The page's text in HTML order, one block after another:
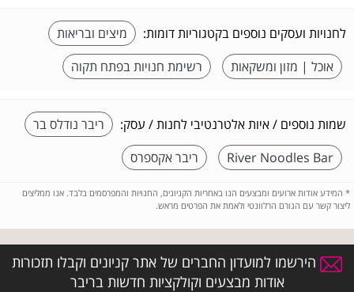
לחנויות ועסקים נוספים בקטגוריות דומות:
מיצים ובריאות
אוכל | מזון ומשקאות
רשימת חנויות בפתח תקוה
שמות נוספים / איות אלטרנטיבי לחנות / עסק:
ריבר נודלס בר
River Noodles Bar
ריבר אקספרס
* המידע אודות ארועים ומבצעים הנו באחריות הקניונים, החנויות והמפרסמים בלבד. אנו ממליצים
ליצור קשר עם הגורם הרלוונטי ולאמת את הפרטים מראש.
הירשמו למועדון החברים של אתר קניונים וקבלו תזכורות
אודות מבצעים וקולקציות חדשות בריבר